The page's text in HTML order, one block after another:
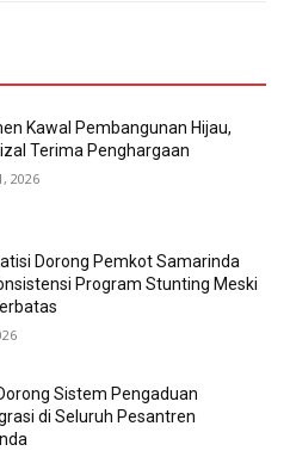
Kawal Pembangunan Hijau,
Terima Penghargaan
2026
Dorong Pemkot Samarinda
Program Stunting Meski
Sistem Pengaduan
di Seluruh Pesantren